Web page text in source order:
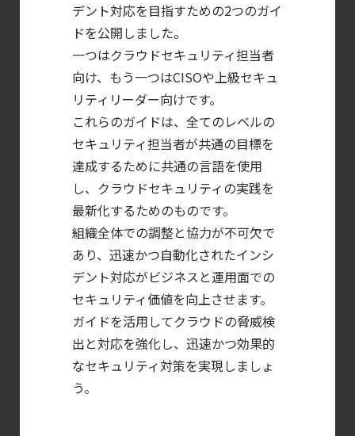
サーバ・
コンテナの統合セキュリティ強化
第4回： Sysdig・
JP1・
Illumio連携における自動隔離検証
検知イベント取り扱いの課題と解消策
【ブログ】
CTEMとは何か｜
攻撃者視点でクラウドの弱点を可視化する新
【お知らせ】
ブログを更新しました
【ブログ】
セキュリティブリーフィング：
2026年6月
【ブログ】
デント対応を目指すための2つのガイ
ドを公開しました。
一つはクラウドセキュリティ担当者
向け、もう一つはCISOや上級セキュ
リティリーダー向けです。
これらのガイドは、全てのレベルの
セキュリティ担当者が共通の目標を
達成するために共通の言語を使用
し、クラウドセキュリティの実践を
最新化するためのものです。
組織全体での調整と協力が不可欠で
あり、迅速かつ自動化されたインシ
デント対応がビジネスと運用面での
セキュリティ価値を向上させます。
ガイドを活用してクラウドの脅威検
出と対応を強化し、迅速かつ効果的
なセキュリティ対策を実現しましょ
う。